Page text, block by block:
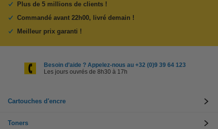
Plus de 5 millions de clients !
Commandé avant 22h00, livré demain !
Meilleur prix garanti !
Besoin d’aide ? Appelez-nous au +32 (0)9 39 64 123
Les jours ouvrés de 8h30 à 17h
Cartouches d'encre
Toners